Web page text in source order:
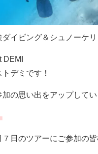
ダイビング＆シュノーケ
DEMI
デミです！
の思い出をアップしてい
７日のツアーにご参加の